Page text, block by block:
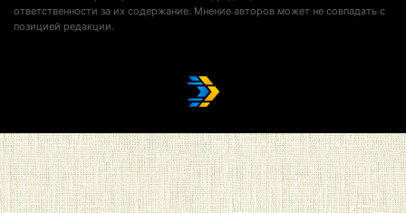
ответственности за их содержание. Мнение авторов может не совпадать с
позицией редакции.